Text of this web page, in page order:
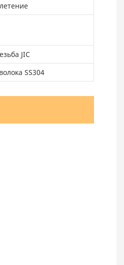
JIC
SS304